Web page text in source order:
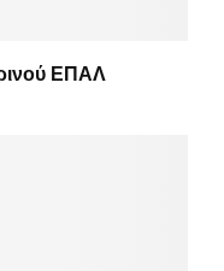
ΕΠΑΛ